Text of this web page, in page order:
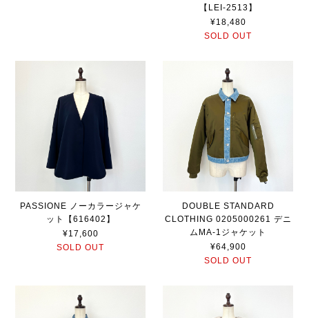
【LEI-2513】
¥18,480
SOLD OUT
PASSIONE ノーカラージャケ
ット【616402】
¥17,600
SOLD OUT
DOUBLE STANDARD
CLOTHING 0205000261 デニ
ムMA-1ジャケット
¥64,900
SOLD OUT